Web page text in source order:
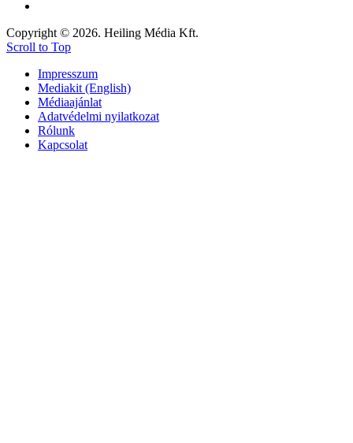
Copyright © 2026. Heiling Média Kft.
Scroll to Top
Impresszum
Mediakit (English)
Médiaajánlat
Adatvédelmi nyilatkozat
Rólunk
Kapcsolat